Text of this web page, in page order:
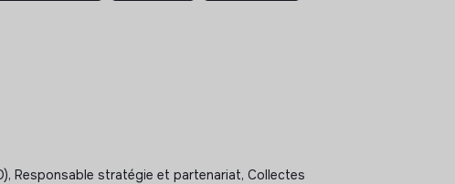
Responsable stratégie et partenariat, Collectes